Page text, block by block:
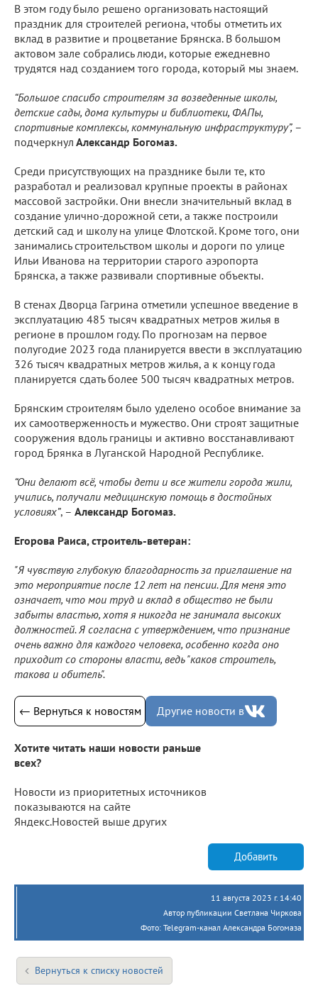
В этом году было решено организовать настоящий
праздник для строителей региона, чтобы отметить их
вклад в развитие и процветание Брянска. В большом
актовом зале собрались люди, которые ежедневно
трудятся над созданием того города, который мы знаем.
“Большое спасибо строителям за возведенные школы,
детские сады, дома культуры и библиотеки, ФАПы,
спортивные комплексы, коммунальную инфраструктуру”, –
подчеркнул Александр Богомаз.
Среди присутствующих на празднике были те, кто
разработал и реализовал крупные проекты в районах
массовой застройки. Они внесли значительный вклад в
создание улично-дорожной сети, а также построили
детский сад и школу на улице Флотской. Кроме того, они
занимались строительством школы и дороги по улице
Ильи Иванова на территории старого аэропорта
Брянска, а также развивали спортивные объекты.
В стенах Дворца Гагрина отметили успешное введение в
эксплуатацию 485 тысяч квадратных метров жилья в
регионе в прошлом году. По прогнозам на первое
полугодие 2023 года планируется ввести в эксплуатацию
326 тысяч квадратных метров жилья, а к концу года
планируется сдать более 500 тысяч квадратных метров.
Брянским строителям было уделено особое внимание за
их самоотверженность и мужество. Они строят защитные
сооружения вдоль границы и активно восстанавливают
город Брянка в Луганской Народной Республике.
“Они делают всё, чтобы дети и все жители города жили,
учились, получали медицинскую помощь в достойных
условиях”, – Александр Богомаз.
Егорова Раиса, строитель-ветеран:
"Я чувствую глубокую благодарность за приглашение на
это мероприятие после 12 лет на пенсии. Для меня это
означает, что мои труд и вклад в общество не были
забыты властью, хотя я никогда не занимала высоких
должностей. Я согласна с утверждением, что признание
очень важно для каждого человека, особенно когда оно
приходит со стороны власти, ведь "каков строитель,
такова и обитель".
← Вернуться к новостям Другие новости в
Хотите читать наши новости раньше
всех?
Новости из приоритетных источников
показываются на сайте
Яндекс.Новостей выше других
Добавить
11 августа 2023 г. 14:40
Автор публикации Светлана Чиркова
Фото: Telegram-канал Александра Богомаза
Вернуться к списку новостей